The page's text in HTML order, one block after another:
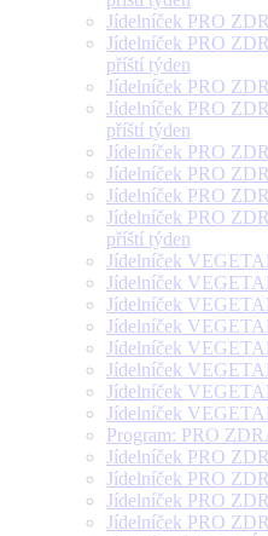
Jídelníček PRO
Jídelníček PRO
příští týden
Jídelníček PRO
Jídelníček PRO
příští týden
Jídelníček PRO
Jídelníček PRO
Jídelníček PRO
Jídelníček PRO
příští týden
Jídelníček
Jídelníček
Jídelníček
Jídelníček
Jídelníček
Jídelníček
Jídelníček
Jídelníček
Program: PRO
Jídelníček PRO
Jídelníček PRO
Jídelníček PRO
Jídelníček PRO